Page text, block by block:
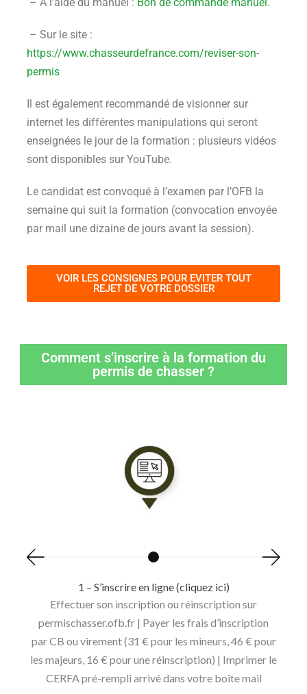
– Sur le site :
https://www.chasseurdefrance.com/reviser-son-
permis
Il est également recommandé de visionner sur
internet les différentes manipulations qui seront
enseignées le jour de la formation : plusieurs vidéos
sont disponibles sur YouTube.
Le candidat est convoqué à l’examen par l’OFB la
semaine qui suit la formation (convocation envoyée
par mail une dizaine de jours avant la session).
VOIR LES CONSIGNES POUR EVITER TOUT
REJET DE VOTRE DOSSIER
Comment s’inscrire à la formation du
permis de chasser ?
1 – S’inscrire en ligne (cliquez ici)
Effectuer son inscription ou réinscription sur
permischasser.ofb.fr | Payer les frais d’inscription
par CB ou virement (31 € pour les mineurs, 46 € pour
les majeurs, 16 € pour une réinscription) | Imprimer le
CERFA pré-rempli arrivé dans votre boîte mail